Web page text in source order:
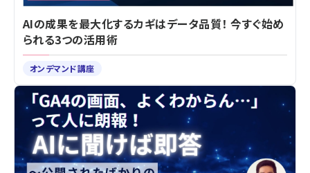
AIの成果を最大化するカギはデータ品質！ 今すぐ始め
られる3つの活用術
オンデマンド講座